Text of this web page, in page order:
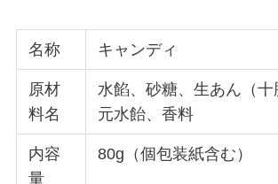
名称 キャンディ
原材
料名
水餡、砂糖、生あん（十
元水飴、香料
内容
量
80g（個包装紙含む）